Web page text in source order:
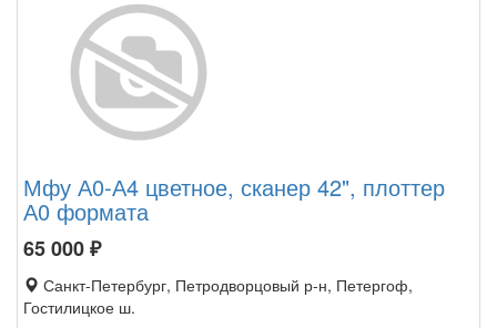
Мфу А0-А4 цветное, сканер 42", плоттер
А0 формата
65 000₽
Санкт-Петербург, Петродворцовый р-н, Петергоф,
Гостилицкое ш.